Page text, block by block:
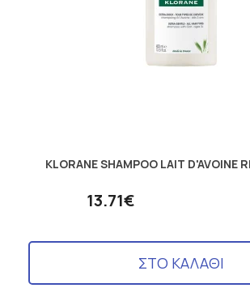
KLORANE SHAMPOO LAIT D'AVOINE
13.71€
ΣΤΟ ΚΑΛΑΘΙ